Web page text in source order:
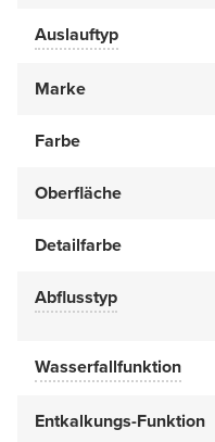
Auslauftyp
Marke
Farbe
Oberfläche
Detailfarbe
Abflusstyp
Wasserfallfunktion
Entkalkungs-Funktion